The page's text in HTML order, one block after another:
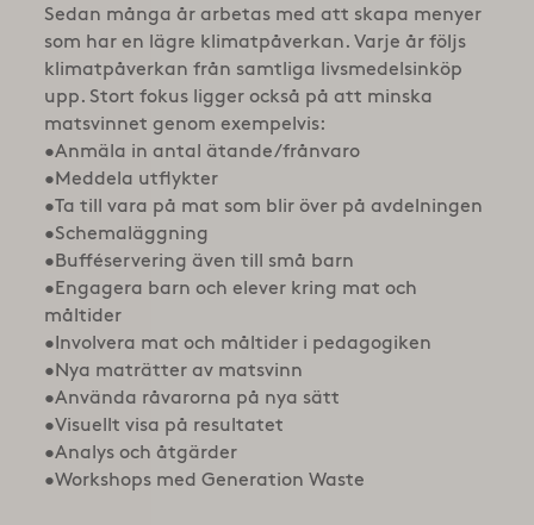
Sedan många år arbetas med att skapa menyer
som har en lägre klimatpåverkan. Varje år följs
klimatpåverkan från samtliga livsmedelsinköp
upp. Stort fokus ligger också på att minska
matsvinnet genom exempelvis:
•Anmäla in antal ätande/frånvaro
•Meddela utflykter
•Ta till vara på mat som blir över på avdelningen
•Schemaläggning
•Bufféservering även till små barn
•Engagera barn och elever kring mat och
måltider
•Involvera mat och måltider i pedagogiken
•Nya maträtter av matsvinn
•Använda råvarorna på nya sätt
•Visuellt visa på resultatet
•Analys och åtgärder
•Workshops med Generation Waste